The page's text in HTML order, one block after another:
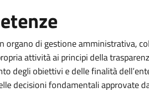
organo di gestione amministrativa,
attività ai principi della
degli obiettivi e delle finalità
decisioni fondamentali approvate